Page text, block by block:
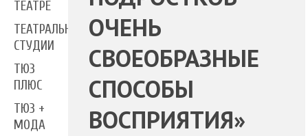
ТЕАТРЕ
ТЕАТРАЛЬНЫЕ
СТУДИИ
ТЮЗ
ПЛЮС
ТЮЗ +
МОДА
ОЧЕНЬ
СВОЕОБРАЗНЫЕ
СПОСОБЫ
ВОСПРИЯТИЯ»